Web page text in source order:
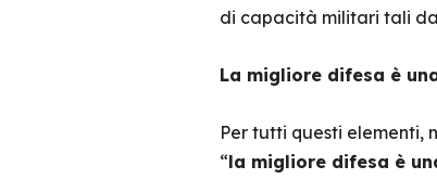
di capacità militari tali
La migliore difesa è
Per tutti questi elementi,
“la migliore difesa è